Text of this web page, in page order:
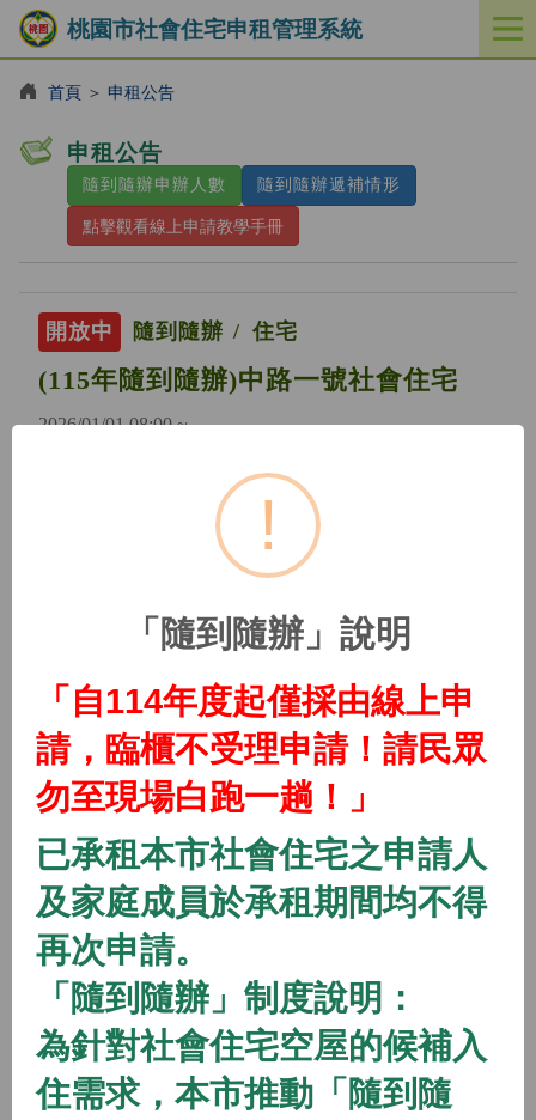
桃園市社會住宅申租管理系統
開
啟
首頁 ＞ 申租公告
申租公告
隨到隨辦申辦人數 隨到隨辦遞補情形
點擊觀看線上申請教學手冊
開放中 隨到隨辦 住宅
(115年隨到隨辦)中路一號社會住宅
2026/01/01 08:00 ~
隨到隨辦 住宅
(115年隨到隨辦)中路二號社會住宅
(115年隨到隨辦)中路三號社會住宅
2026/01/01 08:00 ~
(115年隨到隨辦)中路四號社會住宅
2026/01/01 08:00 ~
開放中 隨到隨辦 住宅
(115年隨到隨辦)八德一號社會住宅
2026/01/01 08:00 ~
!
「隨到隨辦」說明
「自114年度起僅採由線上申
請，臨櫃不受理申請！請民眾
勿至現場白跑一趟！」
已承租本市社會住宅之申請人
及家庭成員於承租期間均不得
再次申請。
「隨到隨辦」制度說明：
為針對社會住宅空屋的候補入
住需求，本市推動「隨到隨